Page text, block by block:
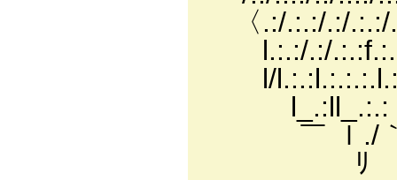
〈.:/.:.:/.:/.:.:/
l.:.:/.:/
l/
l_.:ll_.:.:
￣ ｌ./｀ｰﾘ
ﾘ ﾘｰ‐'≦´//'/